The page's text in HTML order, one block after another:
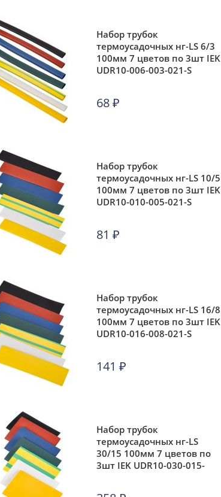
Набор трубок
термоусадочных нг-LS 6/3
100мм 7 цветов по 3шт IEK
UDR10-006-003-021-S
68₽
Набор трубок
термоусадочных нг-LS 10/5
100мм 7 цветов по 3шт IEK
UDR10-010-005-021-S
81₽
Набор трубок
термоусадочных нг-LS 16/8
100мм 7 цветов по 3шт IEK
UDR10-016-008-021-S
141₽
Набор трубок
термоусадочных нг-LS
30/15 100мм 7 цветов по
3шт IEK UDR10-030-015-